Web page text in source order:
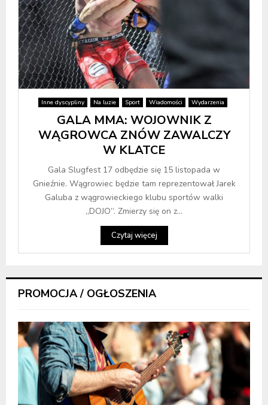
Inne dyscypliny Na luzie Sport Wiadomości Wydarzenia
GALA MMA: WOJOWNIK Z
WĄGROWCA ZNÓW ZAWALCZY
W KLATCE
Gala Slugfest 17 odbędzie się 15 listopada w
Gnieźnie. Wągrowiec będzie tam reprezentował Jarek
Galuba z wągrowieckiego klubu sportów walki
„DOJO”. Zmierzy się on z...
Czytaj więcej
PROMOCJA / OGŁOSZENIA